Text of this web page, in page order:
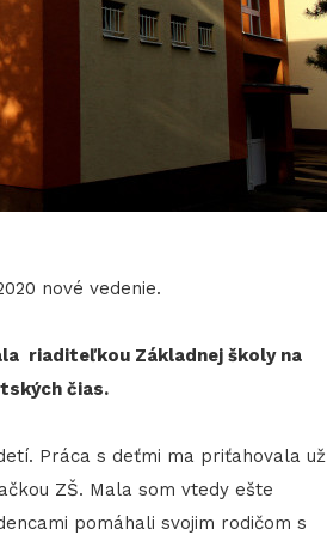
nové vedenie.
riaditeľkou Základnej školy na
čias.
Práca s deťmi ma priťahovala už
ZŠ. Mala som vtedy ešte
pomáhali svojim rodičom s